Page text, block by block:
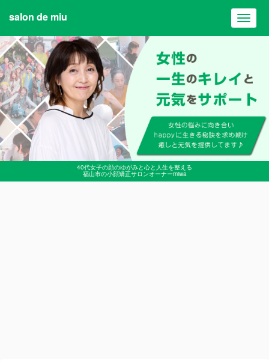
40代女子の顔のゆがみと心と人生を整える
福山市の小顔矯正サロンオーナーmiwa
salon de miu